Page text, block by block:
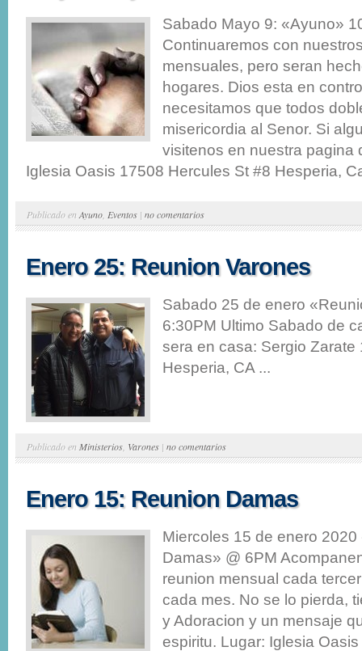
Sabado Mayo 9: «Ayuno»
Continuaremos con
mensuales, pero seran
hogares. Dios esta en
necesitamos que todos
misericordia al Senor. Si
visitenos en nuestra pagina
Iglesia Oasis 17508 Hercules St #8 Hesperia,
Publicado en Ayuno Eventos | no comentarios
Enero 25: Reunion Varones
Sabado 25 de enero
6:30PM Ultimo Sabado de
sera en casa: Sergio Zarate
Hesperia, CA ...
Publicado en Ministerios Varones | no comentarios
Enero 15: Reunion Damas
Miercoles 15 de enero
Damas» @ 6PM
reunion mensual cada
cada mes. No se lo pierda,
y Adoracion y un mensaje
espiritu. Lugar: Iglesia